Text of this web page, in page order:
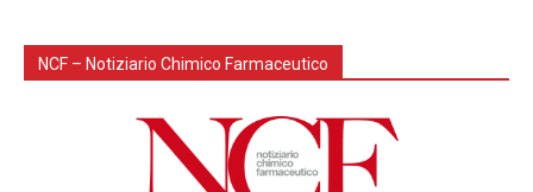
NCF – Notiziario Chimico Farmaceutico